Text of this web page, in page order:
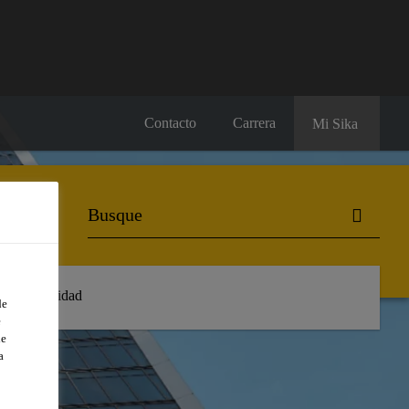
Contacto Carrera Mi Sika
Sostenibilidad